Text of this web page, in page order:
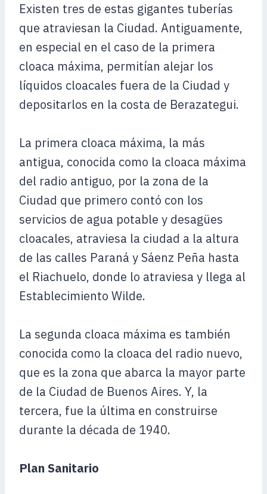
Existen tres de estas gigantes tuberías
que atraviesan la Ciudad. Antiguamente,
en especial en el caso de la primera
cloaca máxima, permitían alejar los
líquidos cloacales fuera de la Ciudad y
depositarlos en la costa de Berazategui.
La primera cloaca máxima, la más
antigua, conocida como la cloaca máxima
del radio antiguo, por la zona de la
Ciudad que primero contó con los
servicios de agua potable y desagües
cloacales, atraviesa la ciudad a la altura
de las calles Paraná y Sáenz Peña hasta
el Riachuelo, donde lo atraviesa y llega al
Establecimiento Wilde.
La segunda cloaca máxima es también
conocida como la cloaca del radio nuevo,
que es la zona que abarca la mayor parte
de la Ciudad de Buenos Aires. Y, la
tercera, fue la última en construirse
durante la década de 1940.
Plan Sanitario